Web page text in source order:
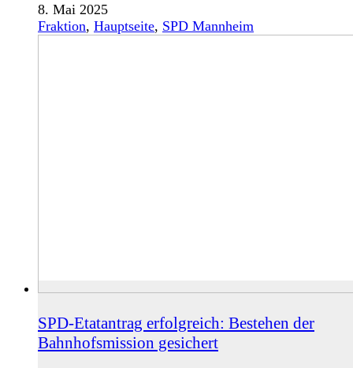
8. Mai 2025
Fraktion, Hauptseite, SPD Mannheim
SPD-Etatantrag erfolgreich: Bestehen der
Bahnhofsmission gesichert